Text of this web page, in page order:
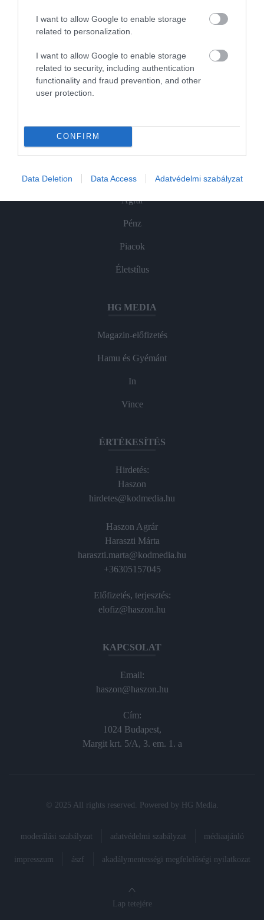
I want to allow Google to enable storage
related to personalization.
I want to allow Google to enable storage
related to security, including authentication
functionality and fraud prevention, and other
user protection.
CONFIRM
Data Deletion Data Access Adatvédelmi szabályzat
ROVATOK
Agrár
Pénz
Piacok
Életstílus
HG MEDIA
Magazin-előfizetés
Hamu és Gyémánt
In
Vince
ÉRTÉKESÍTÉS
Hirdetés:
Haszon
hirdetes@kodmedia.hu
Haszon Agrár
Haraszti Márta
haraszti.marta@kodmedia.hu
+36305157045
Előfizetés, terjesztés:
elofiz@haszon.hu
KAPCSOLAT
Email:
haszon@haszon.hu
Cím:
1024 Budapest,
Margit krt. 5/A, 3. em. 1. a
© 2025 All rights reserved. Powered by HG Media.
moderálási szabályzat adatvédelmi szabályzat médiaajánló
impresszum ászf akadálymentességi megfelelőségi nyilatkozat
Lap tetejére